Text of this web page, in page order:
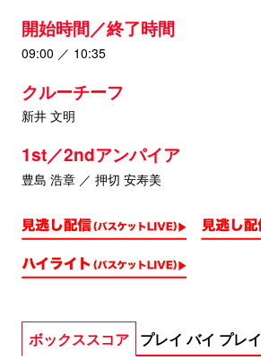
開始時間／終了時間
09:00 ／ 10:35
クルーチーフ
新井 文明
1st／2ndアンパイア
豊島 浩章 ／ 押切 安寿美
ボックススコア プレイ バイ プレイ